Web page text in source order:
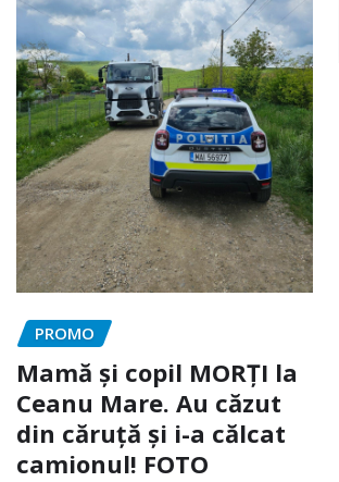
PROMO
Mamă și copil MORȚI la
Ceanu Mare. Au căzut
din căruță și i-a călcat
camionul! FOTO